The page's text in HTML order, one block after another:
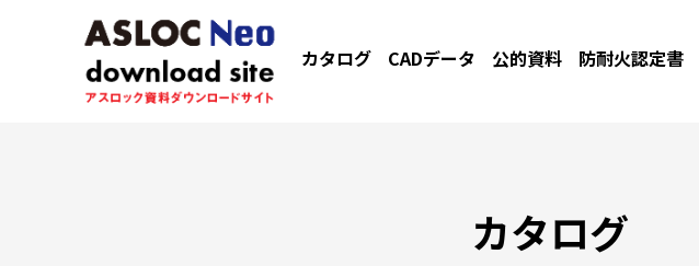
カタログ CADデータ 公的資料 防耐火認定書
カタログ